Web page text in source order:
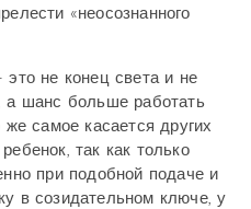
«неосознанного
не конец света и не
а шанс больше работать
самое касается других
так как только
при подобной подаче и
в созидательном ключе, у